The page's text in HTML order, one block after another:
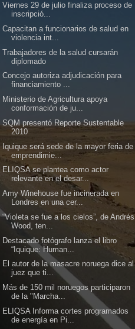
Viernes 29 de julio finaliza proceso de
inscripció...
Capacitan a funcionarios de salud en
violencia int...
Trabajadores de la salud cursarán
diplomado
Concejo autoriza adjudicación para
financiamiento ...
Ministerio de Agricultura apoya
conformación de ju...
SQM presentó Reporte Sustentable
2010
Iquique será sede de la mayor feria de
emprendimie...
ELIQSA se plantea como actor
relevante en el desar...
Amy Winehouse fue incinerada en
Londres en una cer...
“Violeta se fue a los cielos”, de Andrés
Wood, ten...
Destacado fotógrafo lanza el libro
“Iquique: Human...
El autor de la masacre noruega dice al
juez que ti...
Más de 150 mil noruegos participaron
de la "Marcha...
ELIQSA Informa cortes programados
de energía en Pi...